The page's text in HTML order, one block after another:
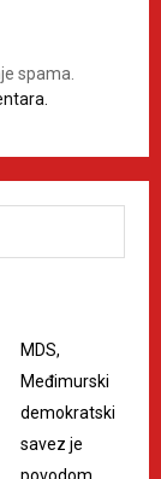
spama.
MDS,
Međimurski
demokratski
savez je